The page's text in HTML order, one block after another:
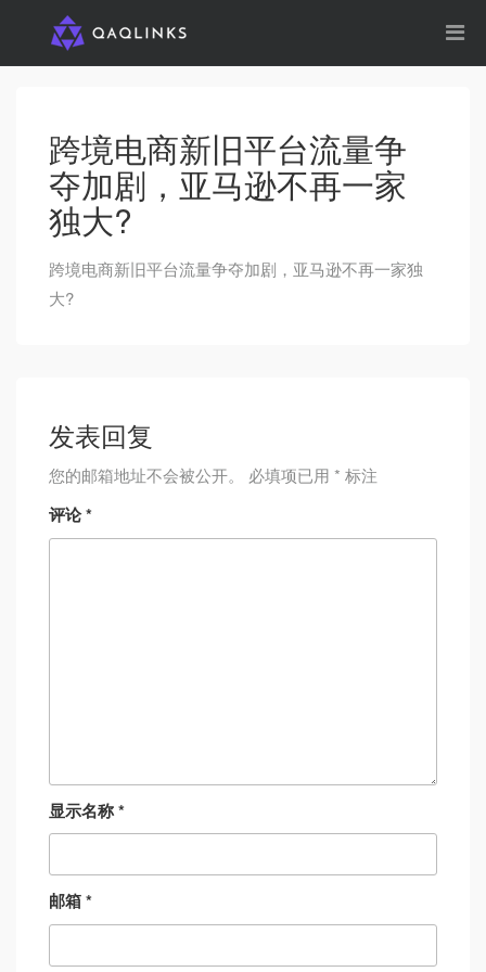
跨境电商新旧平台流量争
夺加剧，亚马逊不再一家
独大?
跨境电商新旧平台流量争夺加剧，亚马逊不再一家独
大?
发表回复
您的邮箱地址不会被公开。 必填项已用 * 标注
评论*
显示名称*
邮箱*